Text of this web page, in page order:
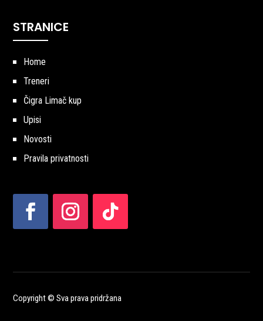
STRANICE
Home
Treneri
Čigra Limač kup
Upisi
Novosti
Pravila privatnosti
Copyright © Sva prava pridržana